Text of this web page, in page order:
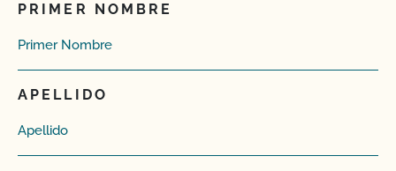
PRIMER NOMBRE
APELLIDO